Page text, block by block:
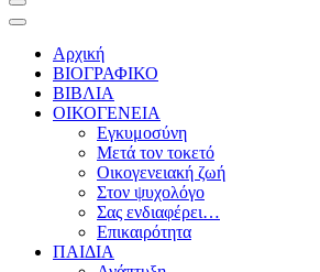
Αρχική
ΒΙΟΓΡΑΦΙΚΟ
ΒΙΒΛΙΑ
ΟΙΚΟΓΕΝΕΙΑ
Εγκυμοσύνη
Μετά τον τοκετό
Οικογενειακή ζωή
Στον ψυχολόγο
Σας ενδιαφέρει…
Επικαιρότητα
ΠΑΙΔΙΑ